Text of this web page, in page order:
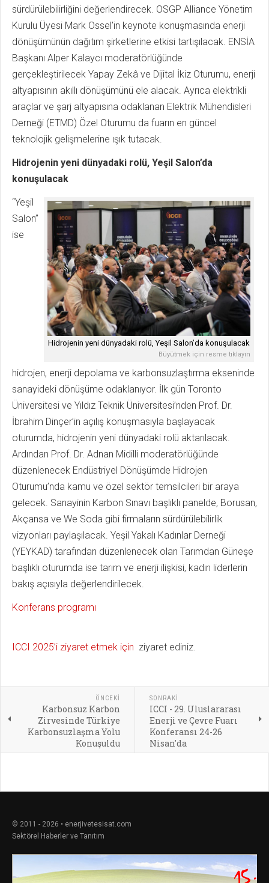
sürdürülebilirliğini değerlendirecek. OSGP Alliance Yönetim
Kurulu Üyesi Mark Ossel’in keynote konuşmasında enerji
dönüşümünün dağıtım şirketlerine etkisi tartışılacak. ENSİA
Başkanı Alper Kalaycı moderatörlüğünde
gerçekleştirilecek Yapay Zekâ ve Dijital İkiz Oturumu, enerji
altyapısının akıllı dönüşümünü ele alacak. Ayrıca elektrikli
araçlar ve şarj altyapısına odaklanan Elektrik Mühendisleri
Derneği (ETMD) Özel Oturumu da fuarın en güncel
teknolojik gelişmelerine ışık tutacak.
Hidrojenin yeni dünyadaki rolü, Yeşil Salon’da
konuşulacak
Hidrojenin yeni dünyadaki rolü, Yeşil Salon’da konuşulacak
Büyütmek için resme tıklayın
“Yeşil
Salon”
ise
hidrojen, enerji depolama ve karbonsuzlaştırma ekseninde
sanayideki dönüşüme odaklanıyor. İlk gün Toronto
Üniversitesi ve Yıldız Teknik Üniversitesi’nden Prof. Dr.
İbrahim Dinçer’in açılış konuşmasıyla başlayacak
oturumda, hidrojenin yeni dünyadaki rolü aktarılacak.
Ardından Prof. Dr. Adnan Midilli moderatörlüğünde
düzenlenecek Endüstriyel Dönüşümde Hidrojen
Oturumu’nda kamu ve özel sektör temsilcileri bir araya
gelecek. Sanayinin Karbon Sınavı başlıklı panelde, Borusan,
Akçansa ve We Soda gibi firmaların sürdürülebilirlik
vizyonları paylaşılacak. Yeşil Yakalı Kadınlar Derneği
(YEYKAD) tarafından düzenlenecek olan Tarımdan Güneşe
başlıklı oturumda ise tarım ve enerji ilişkisi, kadın liderlerin
bakış açısıyla değerlendirilecek.
Konferans programı
ICCI 2025’i ziyaret etmek için ziyaret ediniz.
ÖNCEKI
Karbonsuz Karbon
Zirvesinde Türkiye
Karbonsuzlaşma Yolu
Konuşuldu
SONRAKI
ICCI - 29. Uluslararası
Enerji ve Çevre Fuarı
Konferansı 24-26
Nisan'da
© 2011 - 2026 • enerjivetesisat.com
Sektörel Haberler ve Tanıtım